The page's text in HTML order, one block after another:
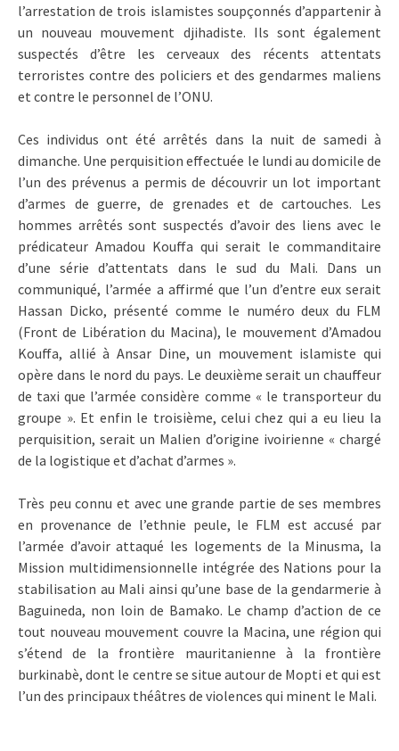
l’arrestation de trois islamistes soupçonnés d’appartenir à
un nouveau mouvement djihadiste. Ils sont également
suspectés d’être les cerveaux des récents attentats
terroristes contre des policiers et des gendarmes maliens
et contre le personnel de l’ONU.
Ces individus ont été arrêtés dans la nuit de samedi à
dimanche. Une perquisition effectuée le lundi au domicile de
l’un des prévenus a permis de découvrir un lot important
d’armes de guerre, de grenades et de cartouches. Les
hommes arrêtés sont suspectés d’avoir des liens avec le
prédicateur Amadou Kouffa qui serait le commanditaire
d’une série d’attentats dans le sud du Mali. Dans un
communiqué, l’armée a affirmé que l’un d’entre eux serait
Hassan Dicko, présenté comme le numéro deux du FLM
(Front de Libération du Macina), le mouvement d’Amadou
Kouffa, allié à Ansar Dine, un mouvement islamiste qui
opère dans le nord du pays. Le deuxième serait un chauffeur
de taxi que l’armée considère comme « le transporteur du
groupe ». Et enfin le troisième, celui chez qui a eu lieu la
perquisition, serait un Malien d’origine ivoirienne « chargé
de la logistique et d’achat d’armes ».
Très peu connu et avec une grande partie de ses membres
en provenance de l’ethnie peule, le FLM est accusé par
l’armée d’avoir attaqué les logements de la Minusma, la
Mission multidimensionnelle intégrée des Nations pour la
stabilisation au Mali ainsi qu’une base de la gendarmerie à
Baguineda, non loin de Bamako. Le champ d’action de ce
tout nouveau mouvement couvre la Macina, une région qui
s’étend de la frontière mauritanienne à la frontière
burkinabè, dont le centre se situe autour de Mopti et qui est
l’un des principaux théâtres de violences qui minent le Mali.